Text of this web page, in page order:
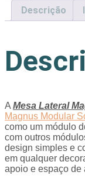
Descrição
A Mesa Lateral
Magnus Modular
como um módulo
com outros
design simples e
em qualquer
apoio e espaço de